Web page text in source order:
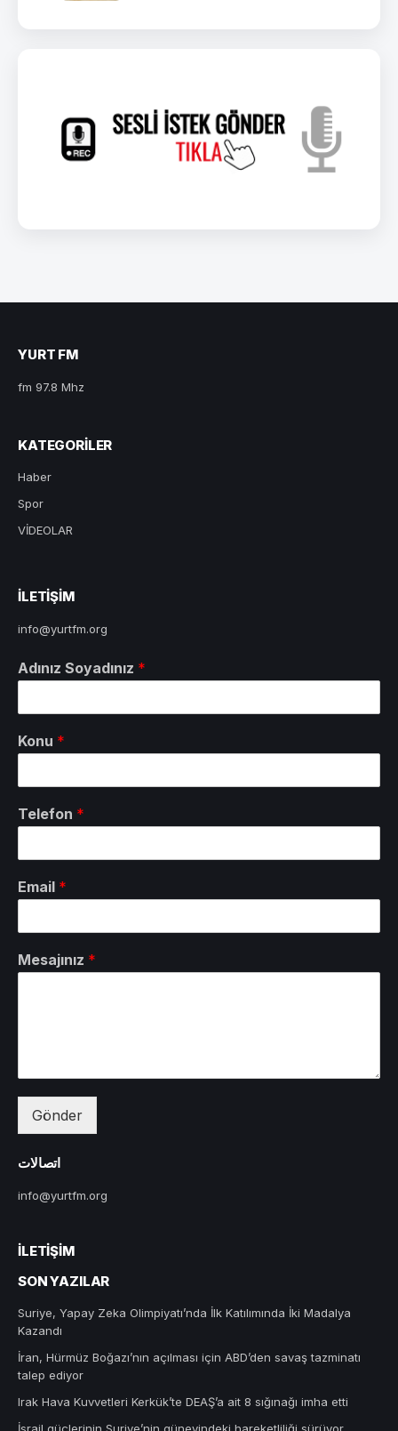
YURT FM
fm 97.8 Mhz
KATEGORILER
Haber
Spor
VİDEOLAR
ILETIŞIM
info@yurtfm.org
Adınız Soyadınız *
Konu *
Telefon *
Email *
Mesajınız *
Gönder
اتصالات
info@yurtfm.org
İLETIŞIM
SON YAZILAR
Suriye, Yapay Zeka Olimpiyatı’nda İlk Katılımında İki Madalya
Kazandı
İran, Hürmüz Boğazı’nın açılması için ABD’den savaş tazminatı
talep ediyor
Irak Hava Kuvvetleri Kerkük’te DEAŞ’a ait 8 sığınağı imha etti
İsrail güçlerinin Suriye’nin güneyindeki hareketliliği sürüyor